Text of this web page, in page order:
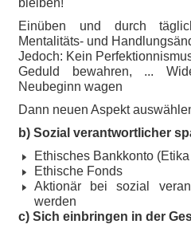
bleiben!
Einüben und durch
Mentalitäts- und
Jedoch: Kein
Geduld bewahren, ...
Neubeginn wagen
Dann neuen Aspekt
b) Sozial verantwortlicher
Ethisches Bankkonto
Ethische Fonds
Aktionär bei sozial
werden
c) Sich einbringen in der